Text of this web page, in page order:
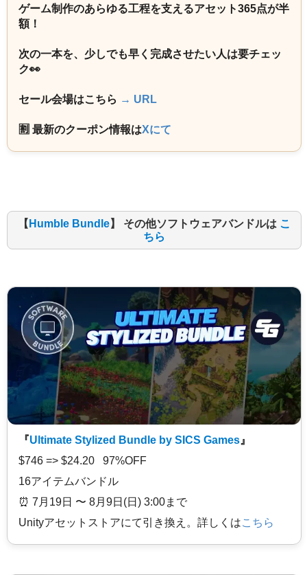
ゲーム制作のあらゆる工程を支えるアセット365点が半
額！
次の一本を、少しでも早く完成させたい人は要チェッ
ク👀
セール会場はこちら → URL
🈹 最新のクーポン情報はXにて
【 Humble Bundle】 その他ソフトウェアバンドルは こ
ちら
『Ultimate Stylized Bundle by SICS Games 』
$746 => $24.20 97%OFF
16アイテムバンドル
⏰️ 7月19日 〜 8月9日(日) 3:00まで
Unityアセットストアにて引き換え。詳しくはこちら